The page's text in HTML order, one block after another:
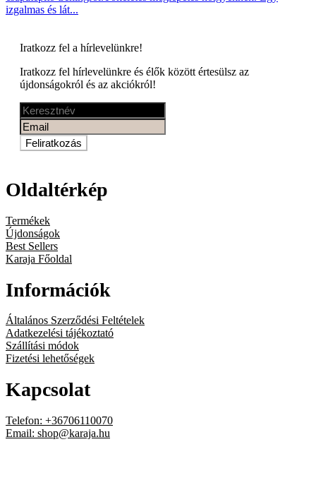
izgalmas és lát...
Iratkozz fel a hírlevelünkre!
Iratkozz fel hírlevelünkre és élők között értesülsz az
újdonságokról és az akciókról!
Feliratkozás
Oldaltérkép
Termékek
Újdonságok
Best Sellers
Karaja Főoldal
Információk
Általános Szerződési Feltételek
Adatkezelési tájékoztató
Szállítási módok
Fizetési lehetőségek
Kapcsolat
Telefon: +36706110070
Email: shop@karaja.hu